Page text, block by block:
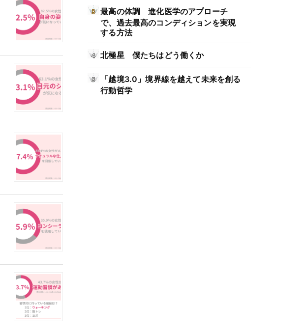
最高の体調 進化医学のアプローチ
で、過去最高のコンディションを実現
する方法
北極星 僕たちはどう働くか
「越境3.0」境界線を越えて未来を創る
行動哲学